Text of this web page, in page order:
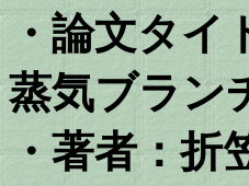
・論文タ
蒸気ブラン
・著者：折